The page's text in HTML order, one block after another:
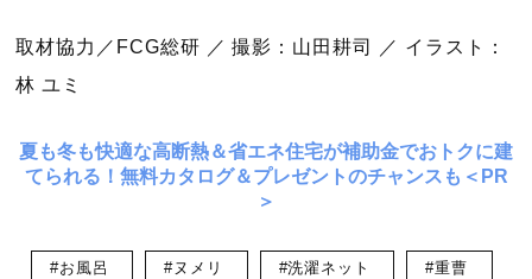
取材協力／FCG総研 ／ 撮影：山田耕司 ／ イラスト：
林 ユミ
夏も冬も快適な高断熱＆省エネ住宅が補助金でおトクに建
てられる！無料カタログ＆プレゼントのチャンスも＜PR
＞
#お風呂 #ヌメリ #洗濯ネット #重曹